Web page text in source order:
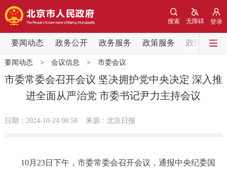
登录
无障碍
搜索
要闻动态 政务公开 政务服务 政策服务 政民互动
要闻动态
党中央精神 国务院信息
北京要闻 会议信息 部门动态
要闻动态> 会议信息 > 市委会议
市委常委会召开会议 坚决拥护党中央决定 深入推
进全面从严治党 市委书记尹力主持会议
日期：2024-10-24 08:58 来源：北京日报
10月23日下午，市委常委会召开会议，通报中央纪委国